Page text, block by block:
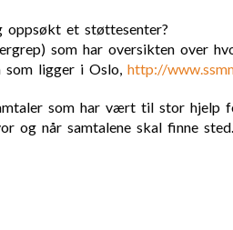
oppsøkt et støttesenter?
som har oversikten over
som ligger i Oslo, http://
som har vært til stor hjelp
og når samtalene skal finne